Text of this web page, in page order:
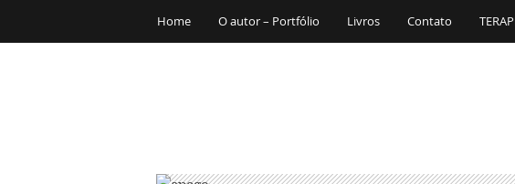
Home O autor – Portfólio Livros Contato